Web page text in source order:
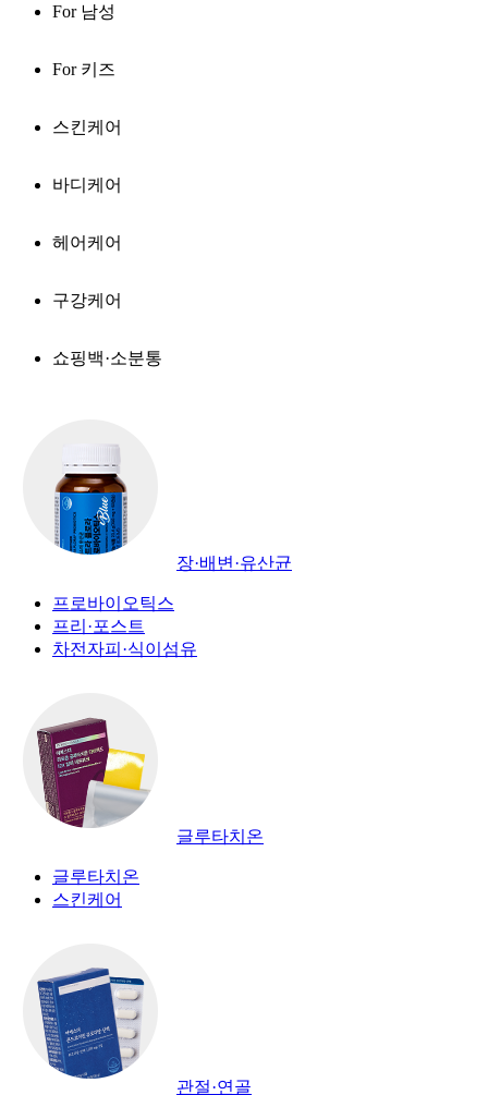
For 남성
For 키즈
스킨케어
바디케어
헤어케어
구강케어
쇼핑백·소분통
장·배변·유산균
프로바이오틱스
프리·포스트
차전자피·식이섬유
글루타치온
글루타치온
스킨케어
관절·연골